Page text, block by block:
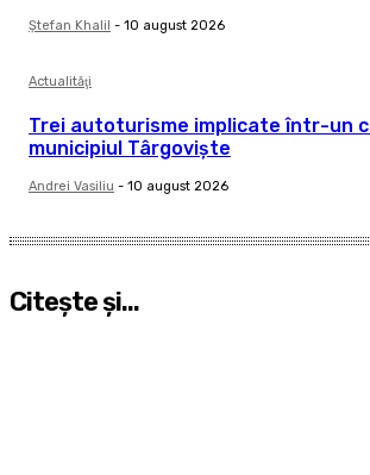
Ştefan Khalil - 10 august 2026
Actualităţi
Trei autoturisme implicate într-un
municipiul Târgovişte
Andrei Vasiliu - 10 august 2026
Citeşte şi...